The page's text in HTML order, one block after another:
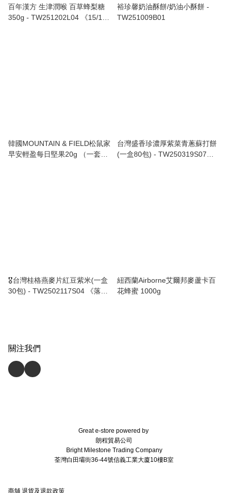
百年漢方 生津潤喉 百草蜂梨糖
350g - TW251202L04 《15/12
裕珍馨奶油酥餅/奶油小酥餅 -
TW251009B01
韓國MOUNTAIN & FIELD松鼠家
早安輕盈每日堅果20g （一套10
台灣盛香珍濃厚紫菜青蔥蘇打餅
(一盒80包) - TW250319S07
🎖台灣桂格燕麥片紅豆紫米(一盒
30包) - TW2502117S04 《落單
紐西蘭Airborne艾爾邦麥蘆卡百
花蜂蜜 1000g
關注我們
Great e-store powered by
朗程貿易公司
Bright Milestone Trading Company
荃灣白田壩街36-44號信義工業大廈10樓B室
商舖 退貨及退款政策